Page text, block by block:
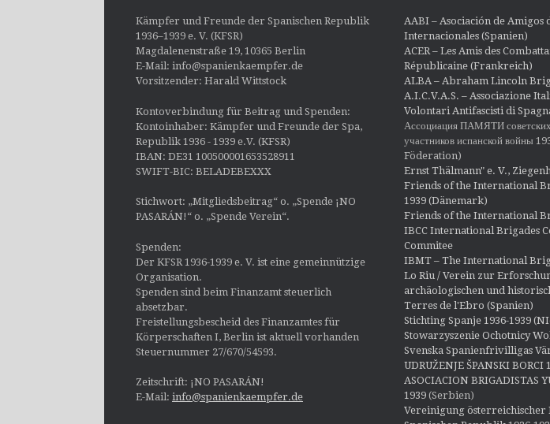
Kämpfer und Freunde der Spanischen Republik
1936–1939 e. V. (KFSR)
Magdalenenstraße 19, 10365 Berlin
E-Mail: info@spanienkaempfer.de
Vorsitzender: Harald Wittstock
Kontoverbindung für Beitrag und Spenden:
Kontoinhaber: Kämpfer und Freunde der Spa,
Republik 1936 - 1939 e.V. (KFSR)
IBAN: DE31 100500001653528911
SWIFT-BIC: BELADEBEXXX
Stichwort: „Mitgliedsbeitrag“ o. „Spende ¡NO
PASARÁN!“ o. „Spende Verein“.
Spenden:
Der KFSR 1936-1939 e. V. ist eine gemeinnützige
Organisation.
Spenden sind beim Finanzamt steuerlich
absetzbar.
Freistellungsbescheid des Finanzamtes für
Körperschaften I, Berlin ist aktuell vorhanden
Steuernummer 27/670/54593.
Zeitschrift: ¡NO PASARÁN!
E-Mail: info@spanienkaempfer.de
AABI – Asociación de Amigos
Internacionales (Spanien)
ACER – Les Amis des
Républicaine (Frankreich)
ALBA – Abraham Lincoln
A.I.C.V.A.S. – Associazione
Volontari Antifascisti di
Ассоциация ПАМЯТИ
участников испанской войны
Föderation)
Ernst Thälmann" e. V.,
Friends of the International
1939 (Dänemark)
Friends of the International
IBCC International Brigades
Commitee
IBMT – The International
Lo Riu / Verein zur
archäologischen und
Terres de l'Ebro (Spanien)
Stichting Spanje 1936-1939
Stowarzyszenie Ochotnicy
Svenska Spanienfrivilligas
UDRUŽENJE ŠPANSKI BORCI
ASOCIACION BRIGADISTAS
1939(Serbien)
Vereinigung